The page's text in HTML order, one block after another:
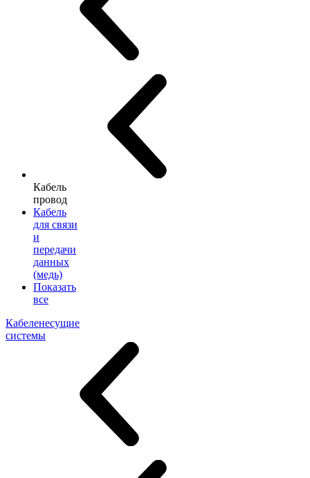
Кабель
провод
Кабель
для связи
и
передачи
данных
(медь)
Показать
все
Кабеленесущие
системы